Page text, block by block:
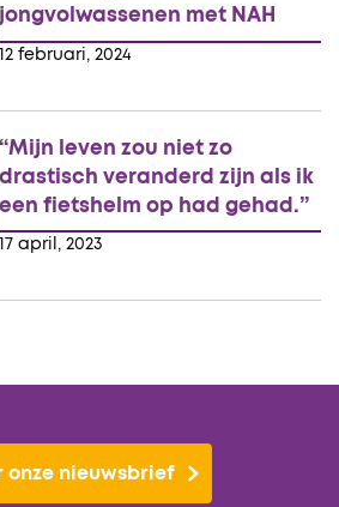
12 februari, 2024
jongvolwassenen met NAH
17 april, 2023
“Mijn leven zou niet zo
drastisch veranderd zijn als ik
een fietshelm op had gehad.”
onze nieuwsbrief